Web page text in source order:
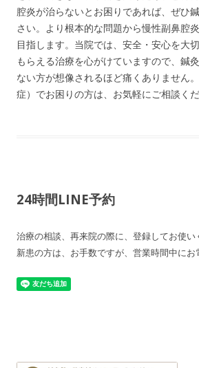
腔炎が治らないとお困りであれば、ぜひ
さい。より根本的な問題から慢性副鼻腔
目指します。当院では、安全・安心を大
もらえる治療を心がけていますので、鍼
ない方が想像されるほど痛くありません
症）でお困りの方は、お気軽にご相談くだ
24時間LINE予約
治療の相談、再来院の際に、登録してお使い
新患の方は、お手数ですが、営業時間中にお